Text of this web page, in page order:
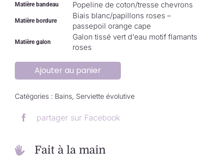
Matière bandeau Popeline de coton/tresse chevrons
Matière bordure
Biais blanc/papillons roses –
passepoil orange cape
Matière galon
Galon tissé vert d'eau motif flamants
roses
Ajouter au panier
Catégories : Bains, Serviette évolutive
partager sur Facebook
Fait à la main